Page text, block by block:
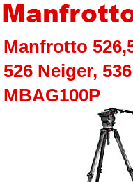
Manfrotto
526 Neiger,
MBAG100P